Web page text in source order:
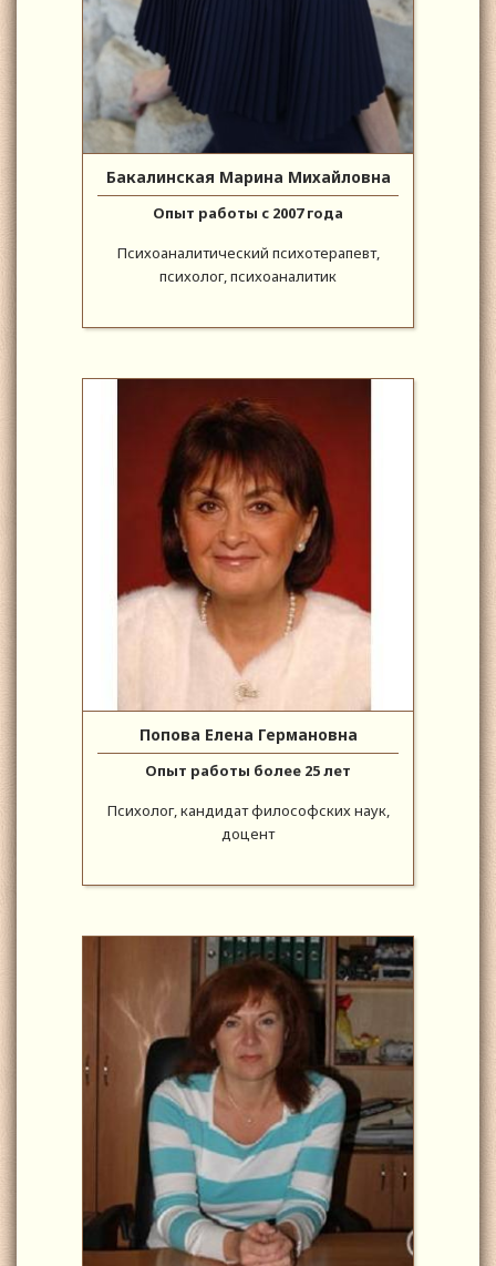
Бакалинская Марина Михайловна
Опыт работы с 2007 года
Психоаналитический психотерапевт,
психолог, психоаналитик
Попова Елена Германовна
Опыт работы более 25 лет
Психолог, кандидат философских наук,
доцент